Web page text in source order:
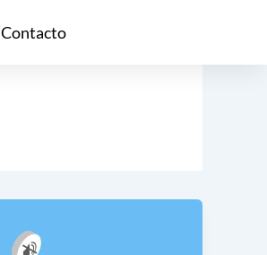
Contacto